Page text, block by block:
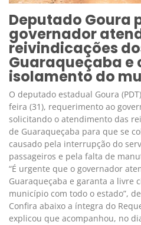
Deputado Goura
governador
reivindicações
Guaraqueçaba e
isolamento do
O deputado estadual Goura
feira (31), requerimento ao
solicitando o atendimento das
de Guaraqueçaba para que se
causado pela interrupção do
passageiros e pela falta de
“É urgente que o governador
Guaraqueçaba e garanta a livre
município com todo o estado”,
Confira abaixo a íntegra do
explicou que acompanhou, no